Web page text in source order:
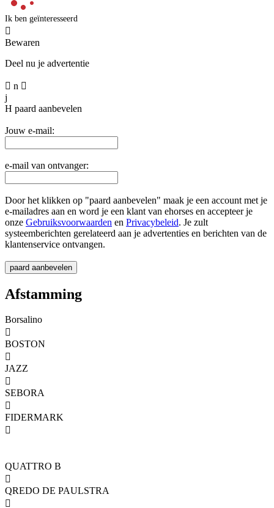
Ik ben geïnteresseerd

Bewaren
Deel nu je advertentie
 n 
j
H paard aanbevelen
Jouw e-mail:
e-mail van ontvanger:
Door het klikken op "paard aanbevelen" maak je een account met je
e-mailadres aan en word je een klant van ehorses en accepteer je
onze Gebruiksvoorwaarden en Privacybeleid. Je zult
systeemberichten gerelateerd aan je advertenties en berichten van de
klantenservice ontvangen.
Afstamming
Borsalino

BOSTON

JAZZ

SEBORA

FIDERMARK

QUATTRO B

QREDO DE PAULSTRA
